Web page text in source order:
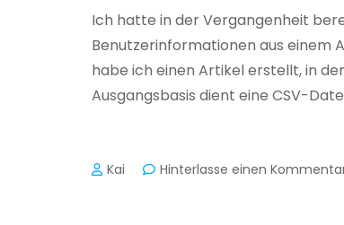
Ich hatte in der Vergangenheit
Benutzerinformationen aus einem
habe ich einen Artikel erstellt, in
Ausgangsbasis dient eine CSV-
Kai Hinterlasse einen